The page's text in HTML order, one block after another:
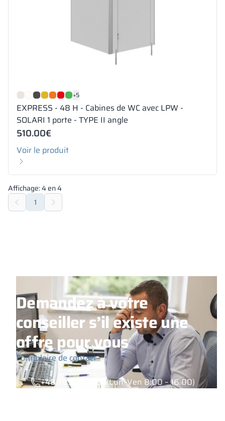
+5
EXPRESS - 48 H - Cabines de WC avec LPW -
SOLARI 1 porte - TYPE II angle
510.00€
Voir le produit
Affichage:4en4
1
Demandez à votre
conseiller s’il existe une
offre pour vous
Formulaire de contact
+48 789 777 485 (Lun–Ven 8:00 – 16:00)